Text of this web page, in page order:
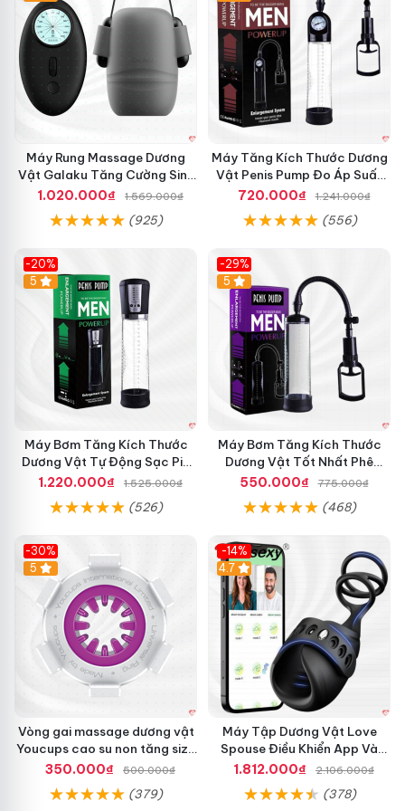
phòng
Màu sắc: Trong suốt thân thiện, hiện đại
Thương hiệu: Leya, Nhật Bản
á
y
T
L
à
Máy Rung Massage Dương
Vật Galaku Tăng Cường Sinh
Lý Nam
1.020.000₫ 1.569.000₫
(925)
Máy Tăng Kích Thước Dương
Vật Penis Pump Đo Áp Suất
Chính Hãng
720.000₫ 1.241.000₫
(556)
-20%
5
Máy Bơm Tăng Kích Thước
Dương Vật Tự Động Sạc Pin
Hiệu Quả
1.220.000₫ 1.525.000₫
(526)
-29%
5
Máy Bơm Tăng Kích Thước
Dương Vật Tốt Nhất Phê
Mạnh
550.000₫ 775.000₫
(468)
-30%
Hot
5
Vòng gai massage dương vật
Youcups cao su non tăng size
hiệu quả chính hãng
350.000₫ 500.000₫
(379)
-14%
4.7
Máy Tập Dương Vật Love
Spouse Điều Khiển App Và
Vòng Đeo
1.812.000₫ 2.106.000₫
(378)